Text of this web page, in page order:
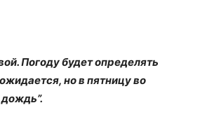
Погоду будет определять
но в пятницу во